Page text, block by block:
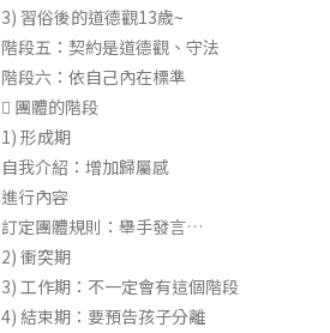
3) 習俗後的道德觀13歲~
階段五：契約是道德觀、守法
階段六：依自己內在標準
 團體的階段
1) 形成期
自我介紹：增加歸屬感
進行內容
訂定團體規則：舉手發言…
2) 衝突期
3) 工作期：不一定會有這個階段
4) 結束期：要預告孩子分離